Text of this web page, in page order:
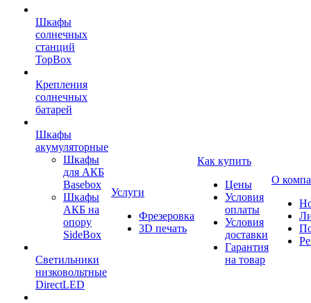
Шкафы
солнечных
станций
TopBox
Крепления
солнечных
батарей
Шкафы
акумуляторные
Шкафы
для АКБ
Basebox
Шкафы
АКБ на
опору
SideBox
Светильники
низковольтные
DirectLED
Услуги
Фрезеровка
3D печать
Как купить
Цены
Условия
оплаты
Условия
доставки
Гарантия
на товар
О